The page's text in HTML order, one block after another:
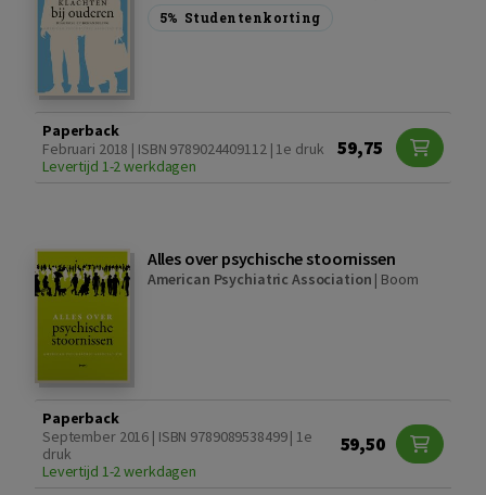
5% Studentenkorting
Paperback
Februari 2018 | ISBN 9789024409112 | 1e druk
Levertijd 1-2 werkdagen
59,75
Alles over psychische stoornissen
American Psychiatric Association | Boom
Paperback
September 2016 | ISBN 9789089538499 | 1e
druk
Levertijd 1-2 werkdagen
59,50